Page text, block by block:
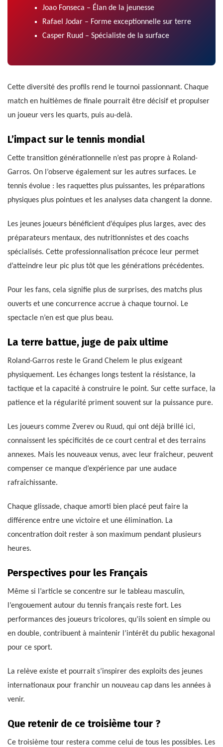
Joao Fonseca – Élan de la jeunesse
Rafael Jodar – Forme exceptionnelle sur terre
Casper Ruud – Spécialiste de la surface
Cette diversité des profils rend le tournoi passionnant. Chaque
match en huitièmes de finale pourrait être décisif et propulser
un joueur vers les quarts, puis au-delà.
L’impact sur le tennis mondial
Cette transition générationnelle n’est pas propre à Roland-
Garros. On l’observe également sur les autres surfaces. Le
tennis évolue : les raquettes plus puissantes, les préparations
physiques plus pointues et les analyses data changent la donne.
Les jeunes joueurs bénéficient d’équipes plus larges, avec des
préparateurs mentaux, des nutritionnistes et des coachs
spécialisés. Cette professionnalisation précoce leur permet
d’atteindre leur pic plus tôt que les générations précédentes.
Pour les fans, cela signifie plus de surprises, des matchs plus
ouverts et une concurrence accrue à chaque tournoi. Le
spectacle n’en est que plus beau.
La terre battue, juge de paix ultime
Roland-Garros reste le Grand Chelem le plus exigeant
physiquement. Les échanges longs testent la résistance, la
tactique et la capacité à construire le point. Sur cette surface, la
patience et la régularité priment souvent sur la puissance pure.
Les joueurs comme Zverev ou Ruud, qui ont déjà brillé ici,
connaissent les spécificités de ce court central et des terrains
annexes. Mais les nouveaux venus, avec leur fraîcheur, peuvent
compenser ce manque d’expérience par une audace
rafraîchissante.
Chaque glissade, chaque amorti bien placé peut faire la
différence entre une victoire et une élimination. La
concentration doit rester à son maximum pendant plusieurs
heures.
Perspectives pour les Français
Même si l’article se concentre sur le tableau masculin,
l’engouement autour du tennis français reste fort. Les
performances des joueurs tricolores, qu’ils soient en simple ou
en double, contribuent à maintenir l’intérêt du public hexagonal
pour ce sport.
La relève existe et pourrait s’inspirer des exploits des jeunes
internationaux pour franchir un nouveau cap dans les années à
venir.
Que retenir de ce troisième tour ?
Ce troisième tour restera comme celui de tous les possibles. Les